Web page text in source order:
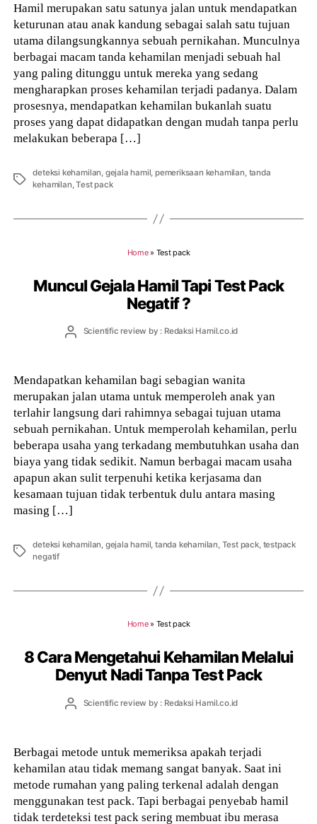
Hamil merupakan satu satunya jalan untuk mendapatkan
keturunan atau anak kandung sebagai salah satu tujuan
utama dilangsungkannya sebuah pernikahan. Munculnya
berbagai macam tanda kehamilan menjadi sebuah hal
yang paling ditunggu untuk mereka yang sedang
mengharapkan proses kehamilan terjadi padanya. Dalam
prosesnya, mendapatkan kehamilan bukanlah suatu
proses yang dapat didapatkan dengan mudah tanpa perlu
melakukan beberapa […]
Tags
deteksi kehamilan, gejala hamil, pemeriksaan kehamilan, tanda
kehamilan,Test pack
Home» Test pack
Muncul Gejala Hamil Tapi Test Pack
Negatif ?
PostScientific review by : Redaksi Hamil.co.id
Mendapatkan kehamilan bagi sebagian wanita
merupakan jalan utama untuk memperoleh anak yan
terlahir langsung dari rahimnya sebagai tujuan utama
sebuah pernikahan. Untuk memperolah kehamilan, perlu
beberapa usaha yang terkadang membutuhkan usaha dan
biaya yang tidak sedikit. Namun berbagai macam usaha
apapun akan sulit terpenuhi ketika kerjasama dan
kesamaan tujuan tidak terbentuk dulu antara masing
masing […]
Tags
deteksi kehamilan, gejala hamil, tanda kehamilan, Test pack, testpack
negatif
Home» Test pack
8 Cara Mengetahui Kehamilan Melalui
Denyut Nadi Tanpa Test Pack
PostScientific review by : Redaksi Hamil.co.id
Berbagai metode untuk memeriksa apakah terjadi
kehamilan atau tidak memang sangat banyak. Saat ini
metode rumahan yang paling terkenal adalah dengan
menggunakan test pack. Tapi berbagai penyebab hamil
tidak terdeteksi test pack sering membuat ibu merasa